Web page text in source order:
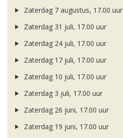
Zaterdag 7 augustus, 17.00 uur
Zaterdag 31 juli, 17.00 uur
Zaterdag 24 juli, 17.00 uur
Zaterdag 17 juli, 17.00 uur
Zaterdag 10 juli, 17.00 uur
Zaterdag 3 juli, 17.00 uur
Zaterdag 26 juni, 17.00 uur
Zaterdag 19 juni, 17.00 uur